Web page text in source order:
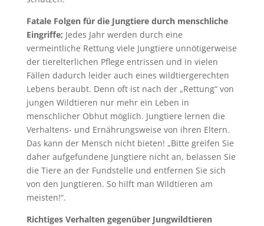
Fatale Folgen für die Jungtiere durch menschliche
Eingriffe; Jedes Jahr werden durch eine
vermeintliche Rettung viele Jungtiere unnötigerweise
der tierelterlichen Pflege entrissen und in vielen
Fällen dadurch leider auch eines wildtiergerechten
Lebens beraubt. Denn oft ist nach der „Rettung“ von
jungen Wildtieren nur mehr ein Leben in
menschlicher Obhut möglich. Jungtiere lernen die
Verhaltens- und Ernährungsweise von ihren Eltern.
Das kann der Mensch nicht bieten! „Bitte greifen Sie
daher aufgefundene Jungtiere nicht an, belassen Sie
die Tiere an der Fundstelle und entfernen Sie sich
von den Jungtieren. So hilft man Wildtieren am
meisten!“.
Richtiges Verhalten gegenüber Jungwildtieren